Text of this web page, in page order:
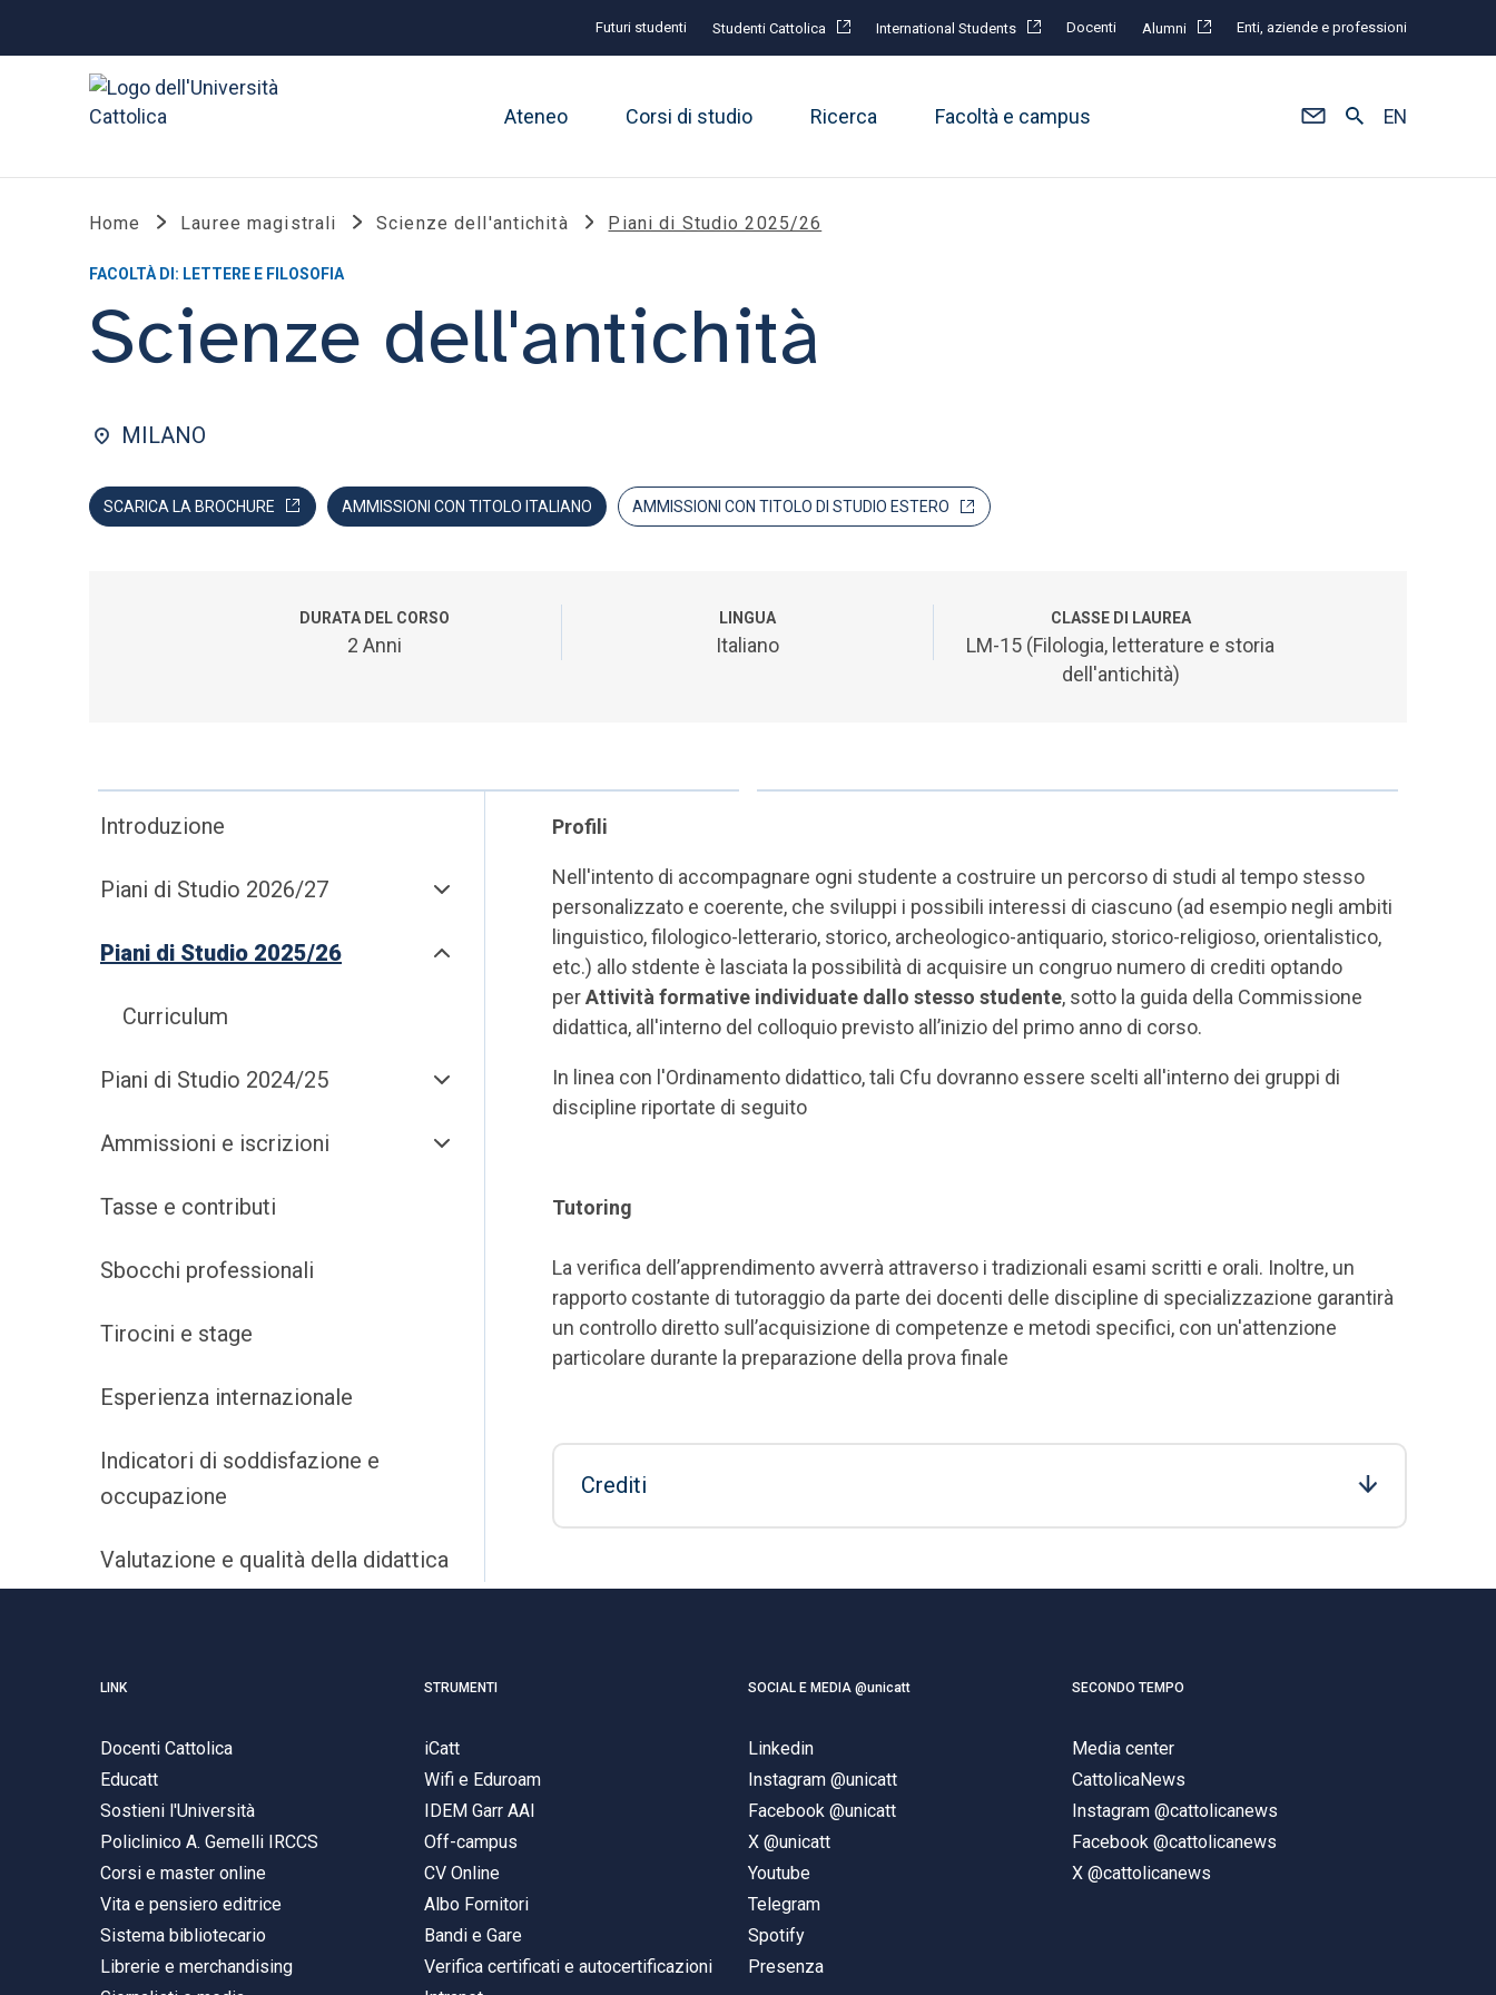
Futuri studenti Studenti Cattolica International Students Docenti Alumni Enti, aziende e professioni
Ateneo Corsi di studio Ricerca Facoltà e campus EN
Home Lauree magistrali Scienze dell'antichità Piani di Studio 2025/26
FACOLTÀ DI: LETTERE E FILOSOFIA
Scienze dell'antichità
MILANO
SCARICA LA BROCHURE AMMISSIONI CON TITOLO ITALIANO AMMISSIONI CON TITOLO DI STUDIO ESTERO
DURATA DEL CORSO
2 Anni
LINGUA
Italiano
CLASSE DI LAUREA
LM-15 (Filologia, letterature e storia
dell'antichità)
Introduzione
Piani di Studio 2026/27
Piani di Studio 2025/26
Curriculum
Piani di Studio 2024/25
Ammissioni e iscrizioni
Tasse e contributi
Sbocchi professionali
Tirocini e stage
Esperienza internazionale
Indicatori di soddisfazione e
occupazione
Valutazione e qualità della didattica
Profili
Nell'intento di accompagnare ogni studente a costruire un percorso di studi al tempo stesso
personalizzato e coerente, che sviluppi i possibili interessi di ciascuno (ad esempio negli ambiti
linguistico, filologico-letterario, storico, archeologico-antiquario, storico-religioso, orientalistico,
etc.) allo stdente è lasciata la possibilità di acquisire un congruo numero di crediti optando
perAttività formative individuate dallo stesso studente, sotto la guida della Commissione
didattica, all'interno del colloquio previsto all’inizio del primo anno di corso.
In linea con l'Ordinamento didattico, tali Cfu dovranno essere scelti all'interno dei gruppi di
discipline riportate di seguito
Tutoring
La verifica dell’apprendimento avverrà attraverso i tradizionali esami scritti e orali. Inoltre, un
rapporto costante di tutoraggio da parte dei docenti delle discipline di specializzazione garantirà
un controllo diretto sull’acquisizione di competenze e metodi specifici, con un'attenzione
particolare durante la preparazione della prova finale
Crediti
LINK
Docenti Cattolica
Educatt
Sostieni l'Università
Policlinico A. Gemelli IRCCS
Corsi e master online
Vita e pensiero editrice
Sistema bibliotecario
Librerie e merchandising
STRUMENTI
iCatt
Wifi e Eduroam
IDEM Garr AAI
Off-campus
CV Online
Albo Fornitori
Bandi e Gare
Verifica certificati e autocertificazioni
SOCIAL E MEDIA @unicatt
Linkedin
Instagram @unicatt
Facebook @unicatt
X @unicatt
Youtube
Telegram
Spotify
Presenza
SECONDO TEMPO
Media center
CattolicaNews
Instagram @cattolicanews
Facebook @cattolicanews
X @cattolicanews